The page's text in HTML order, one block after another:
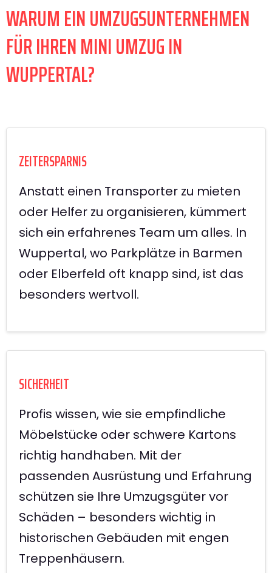
WARUM EIN UMZUGSUNTERNEHMEN
FÜR IHREN MINI UMZUG IN
WUPPERTAL?
ZEITERSPARNIS
Anstatt einen Transporter zu mieten
oder Helfer zu organisieren, kümmert
sich ein erfahrenes Team um alles. In
Wuppertal, wo Parkplätze in Barmen
oder Elberfeld oft knapp sind, ist das
besonders wertvoll.
SICHERHEIT
Profis wissen, wie sie empfindliche
Möbelstücke oder schwere Kartons
richtig handhaben. Mit der
passenden Ausrüstung und Erfahrung
schützen sie Ihre Umzugsgüter vor
Schäden – besonders wichtig in
historischen Gebäuden mit engen
Treppenhäusern.